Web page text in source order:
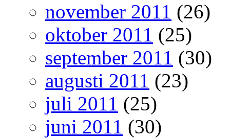
november 2011 (26)
oktober 2011 (25)
september 2011 (30)
augusti 2011 (23)
juli 2011 (25)
juni 2011 (30)